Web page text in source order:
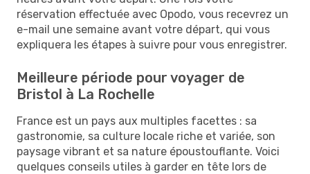
réservation effectuée avec Opodo, vous recevrez un
e-mail une semaine avant votre départ, qui vous
expliquera les étapes à suivre pour vous enregistrer.
Meilleure période pour voyager de
Bristol à La Rochelle
France est un pays aux multiples facettes : sa
gastronomie, sa culture locale riche et variée, son
paysage vibrant et sa nature époustouflante. Voici
quelques conseils utiles à garder en tête lors de